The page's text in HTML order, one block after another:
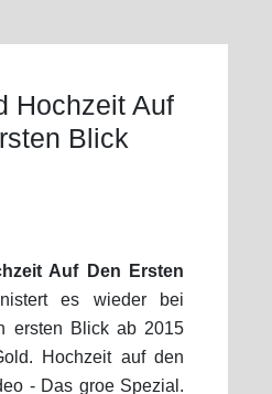
Hochzeit Auf
Blick
Auf Den Ersten
es wieder bei
ersten Blick ab 2015
Hochzeit auf den
- Das groe Spezial.